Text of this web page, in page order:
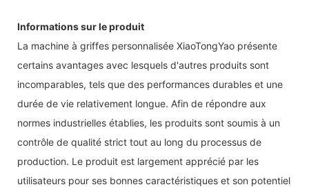
Informations sur le produit
La machine à griffes personnalisée XiaoTongYao présente
certains avantages avec lesquels d'autres produits sont
incomparables, tels que des performances durables et une
durée de vie relativement longue. Afin de répondre aux
normes industrielles établies, les produits sont soumis à un
contrôle de qualité strict tout au long du processus de
production. Le produit est largement apprécié par les
utilisateurs pour ses bonnes caractéristiques et son potentiel